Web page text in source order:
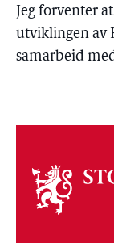
Jeg forventer
utviklingen av
samarbeid
Om
stortinget